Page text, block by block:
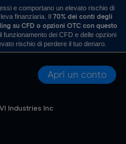
e comportano un elevato rischio di
leva finanziaria. Il70% dei conti degli
su CFD o opzioni OTC con questo
funzionamento dei CFD e delle opzioni
rischio di perdere il tuo denaro.
Apri un conto
Industries Inc